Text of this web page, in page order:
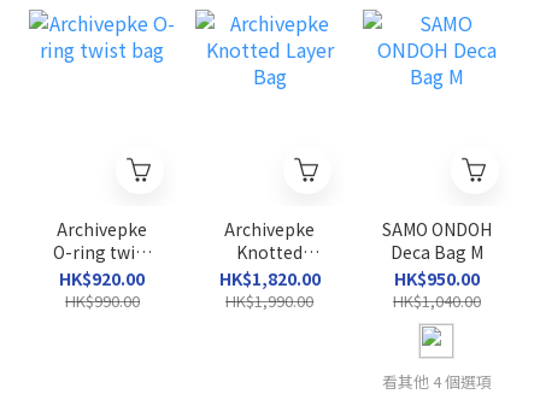
Archivepke
O-ring twist
bag
HK$920.00
HK$990.00
Archivepke
Knotted
Layer Bag
HK$1,820.00
HK$1,990.00
SAMO ONDOH
Deca Bag M
HK$950.00
HK$1,040.00
看其他 4 個選項